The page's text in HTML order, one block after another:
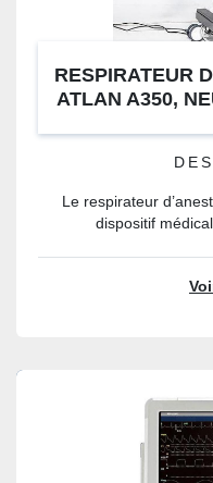
RESPIRATEUR
ATLAN A350,
Le respirateur
dispositif